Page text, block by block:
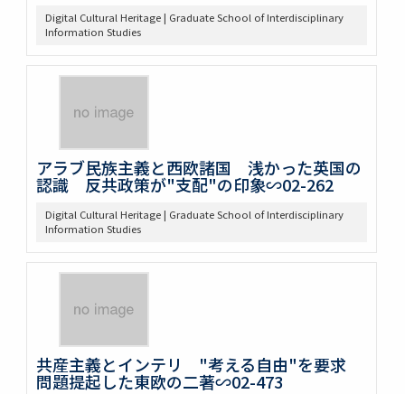
Digital Cultural Heritage | Graduate School of Interdisciplinary
Information Studies
アラブ民族主義と西欧諸国 浅かった英国の
認識 反共政策が"支配"の印象∽02-262
Digital Cultural Heritage | Graduate School of Interdisciplinary
Information Studies
共産主義とインテリ "考える自由"を要求
問題提起した東欧の二著∽02-473